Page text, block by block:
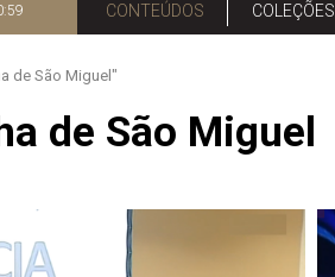
CONTEÚDOS COLEÇÕES
de São Miguel"
de São Miguel